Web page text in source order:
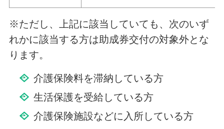
※ただし、上記に該当していても、次のいず
れかに該当する方は助成券交付の対象外とな
ります。
介護保険料を滞納している方
生活保護を受給している方
介護保険施設などに入所している方